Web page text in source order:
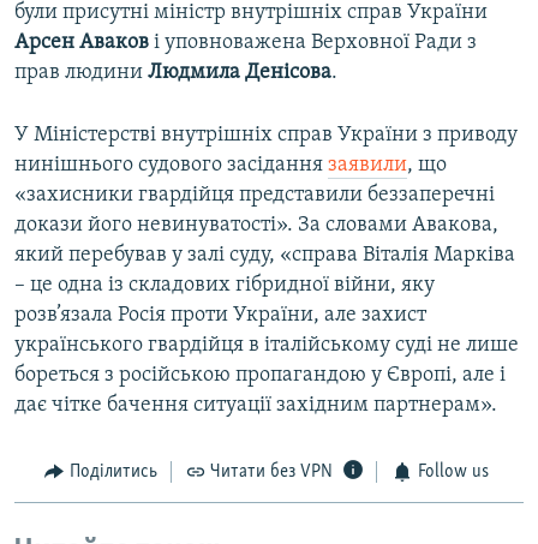
були присутні міністр внутрішніх справ України
Арсен Аваков і уповноважена Верховної Ради з
прав людини Людмила Денісова.
У Міністерстві внутрішніх справ України з приводу
нинішнього судового засідання заявили, що
«захисники гвардійця представили беззаперечні
докази його невинуватості». За словами Авакова,
який перебував у залі суду, «справа Віталія Марківа
– це одна із складових гібридної війни, яку
розв’язала Росія проти України, але захист
українського гвардійця в італійському суді не лише
бореться з російською пропагандою у Європі, але і
дає чітке бачення ситуації західним партнерам».
Поділитись Читати без VPN Follow us